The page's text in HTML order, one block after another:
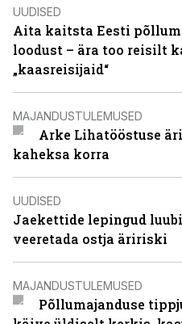
UUDISED
Aita kaitsta Eesti
loodust – ära too reisilt
„kaasreisijaid“
MAJANDUSTULEMUSED
Arke Lihatööstuse
kaheksa korra
UUDISED
Jaekettide lepingud
veeretada ostja äririski
MAJANDUSTULEMUSED
Põllumajanduse